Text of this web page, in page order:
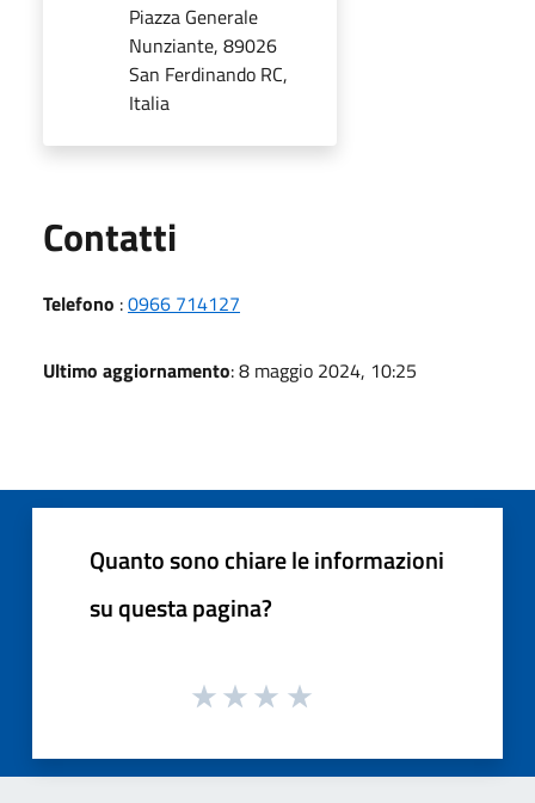
Piazza Generale
Nunziante, 89026
San Ferdinando RC,
Italia
Contatti
Telefono :0966 714127
Ultimo aggiornamento: 8 maggio 2024, 10:25
Quanto sono chiare le informazioni
su questa pagina?